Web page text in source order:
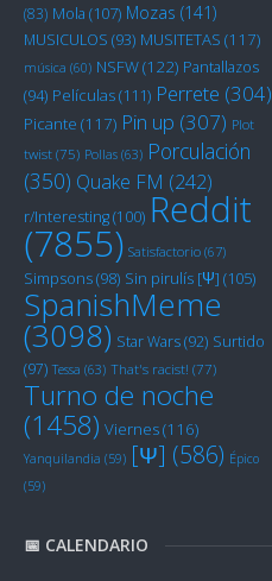
(83) Mola (107) Mozas (141)
MUSICULOS (93) MUSITETAS (117)
música (60) NSFW(122) Pantallazos
(94) Películas(111) Perrete (304)
Picante (117) Pin up (307) Plot
twist (75) Pollas (63) Porculación
(350) Quake FM (242)
r/Interesting(100) Reddit
(7855) Satisfactorio (67)
Simpsons(98) Sin pirulís [Ψ] (105)
SpanishMeme
(3098) Star Wars(92) Surtido
(97) Tessa (63) That's racist! (77)
Turno de noche
(1458) Viernes(116)
Yanquilandia (59) [Ψ] (586) Épico
(59)
📅 CALENDARIO